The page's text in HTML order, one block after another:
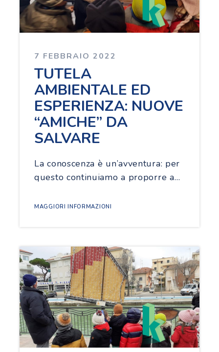
7 FEBBRAIO 2022
TUTELA
AMBIENTALE ED
ESPERIENZA: NUOVE
“AMICHE” DA
SALVARE
La conoscenza è un’avventura: per
questo continuiamo a proporre a…
MAGGIORI INFORMAZIONI